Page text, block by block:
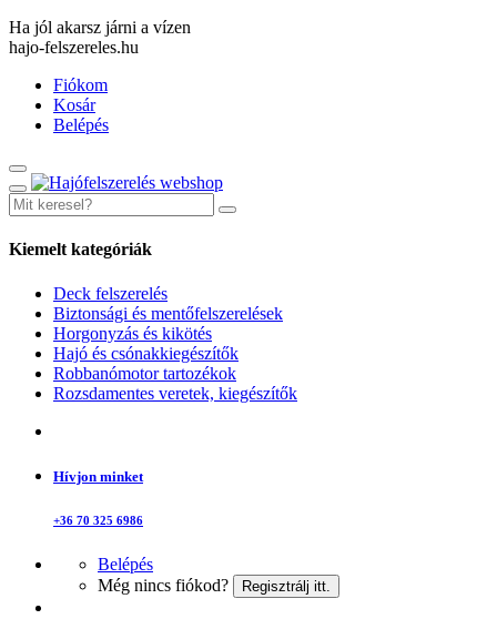
Ha jól akarsz járni a vízen
hajo-felszereles.hu
Fiókom
Kosár
Belépés
Kiemelt kategóriák
Deck felszerelés
Biztonsági és mentőfelszerelések
Horgonyzás és kikötés
Hajó és csónakkiegészítők
Robbanómotor tartozékok
Rozsdamentes veretek, kiegészítők
Hívjon minket
+36 70 325 6986
Belépés
Még nincs fiókod?
Regisztrálj itt.